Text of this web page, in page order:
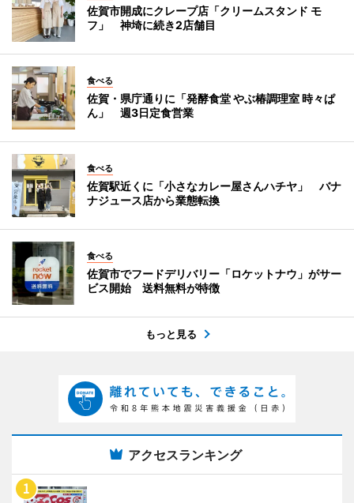
佐賀市開成にクレープ店「クリームスタンド モ
フ」 神埼に続き2店舗目
食べる
佐賀・県庁通りに「発酵食堂 やぶ椿調理室 時々ぱ
ん」 週3日定食営業
食べる
佐賀駅近くに「小さなカレー屋さんハチヤ」 バナ
ナジュース店から業態転換
食べる
佐賀市でフードデリバリー「ロケットナウ」がサー
ビス開始 送料無料が特徴
もっと見る
アクセスランキング